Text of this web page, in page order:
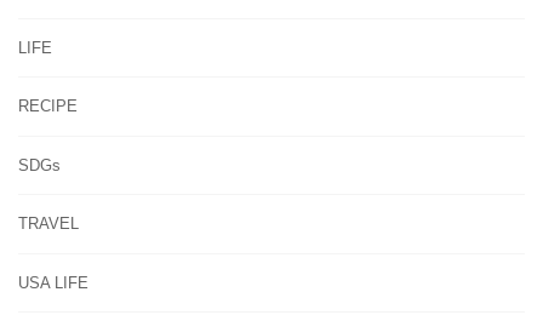
LIFE
RECIPE
SDGs
TRAVEL
USA LIFE